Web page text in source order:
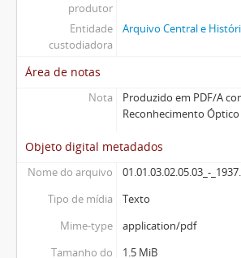
produtor
Entidade
custodiadora
Arquivo Central e
Área de notas
Nota
Produzido em PDF/A
Reconhecimento Óptico
Objeto digital metadados
Nome do arquivo
01.01.03.02.05.03_-
Tipo de mídia
Texto
Mime-type
application/pdf
Tamanho do
1.5 MiB